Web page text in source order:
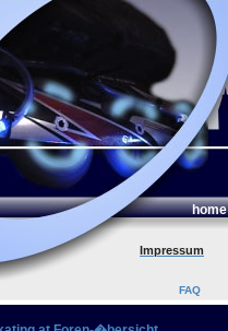
home
Impressum
FAQ